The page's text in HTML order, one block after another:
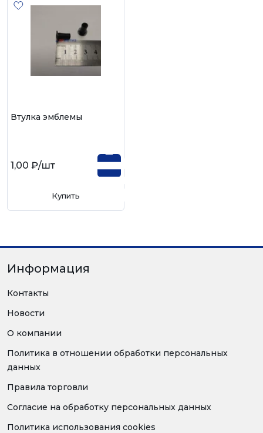
Втулка эмблемы
1,00 ₽/шт
Купить
Информация
Контакты
Новости
О компании
Политика в отношении обработки персональных
данных
Правила торговли
Согласие на обработку персональных данных
Политика использования cookies